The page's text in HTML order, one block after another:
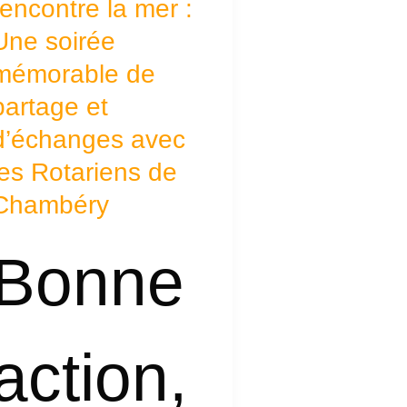
la mer :
soirée
de
et
avec
Rotariens de
,